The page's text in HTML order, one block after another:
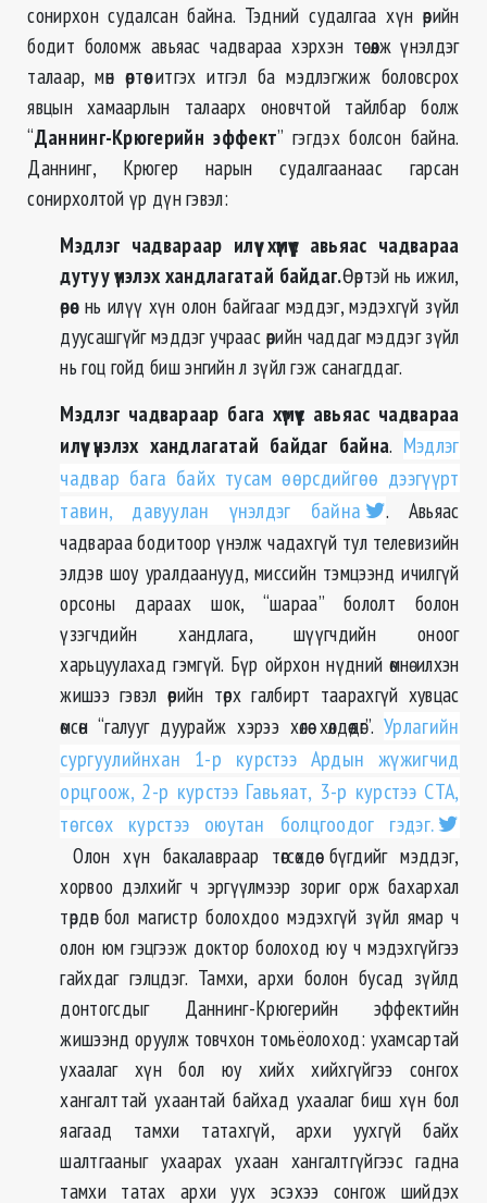
сонирхон судалсан байна. Тэдний судалгаа хүн өөрийн
бодит боломж авьяас чадвараа хэрхэн төсөөлж үнэлдэг
талаар, мөн өөртөө итгэх итгэл ба мэдлэгжиж боловсрох
явцын хамаарлын талаарх оновчтой тайлбар болж
“Даннинг-Крюгерийн эффект” гэгдэх болсон байна.
Даннинг, Крюгер нарын судалгаанаас гарсан
сонирхолтой үр дүн гэвэл:
Мэдлэг чадвараар илүү хүмүүс авьяас чадвараа
дутуу үнэлэх хандлагатай байдаг.Өөртэй нь ижил,
өөрөөс нь илүү хүн олон байгааг мэддэг, мэдэхгүй зүйл
дуусашгүйг мэддэг учраас өөрийн чаддаг мэддэг зүйл
нь гоц гойд биш энгийн л зүйл гэж санагддаг.
Мэдлэг чадвараар бага хүмүүс авьяас чадвараа
илүү үнэлэх хандлагатай байдаг байна. Мэдлэг
чадвар бага байх тусам өөрсдийгөө дээгүүрт
тавин, давуулан үнэлдэг байна
. Авьяас
чадвараа бодитоор үнэлж чадахгүй тул телевизийн
элдэв шоу уралдаанууд, миссийн тэмцээнд ичилгүй
орсоны дараах шок, “шараа” бололт болон
үзэгчдийн хандлага, шүүгчдийн оноог
харьцуулахад гэмгүй. Бүр ойрхон нүдний өмнө илхэн
жишээ гэвэл өөрийн төрх галбирт таарахгүй хувцас
өмсөн “галууг дуурайж хэрээ хөлөө хөлдөөдөг”.Урлагийн
сургуулийнхан 1-р курстээ Ардын жүжигчид
орцгоож, 2-р курстээ Гавьяат, 3-р курстээ СТА,
төгсөх курстээ оюутан болцгоодог гэдэг.
Олон хүн бакалавраар төгсөхдөө бүгдийг мэддэг,
хорвоо дэлхийг ч эргүүлмээр зориг орж бахархал
төрдөг бол магистр болохдоо мэдэхгүй зүйл ямар ч
олон юм гэцгээж доктор болоход юу ч мэдэхгүйгээ
гайхдаг гэлцдэг. Тамхи, архи болон бусад зүйлд
донтогсдыг Даннинг-Крюгерийн эффектийн
жишээнд оруулж товчхон томьёолоход: ухамсартай
ухаалаг хүн бол юу хийх хийхгүйгээ сонгох
хангалттай ухаантай байхад ухаалаг биш хүн бол
яагаад тамхи татахгүй, архи уухгүй байх
шалтгааныг ухаарах ухаан хангалтгүйгээс гадна
тамхи татах архи уух эсэхээ сонгож шийдэх